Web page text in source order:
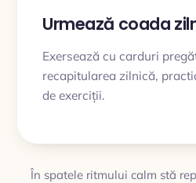
Urmează coada
Exersează cu carduri
recapitularea zilnică,
de exerciții.
În spatele ritmului calm stă